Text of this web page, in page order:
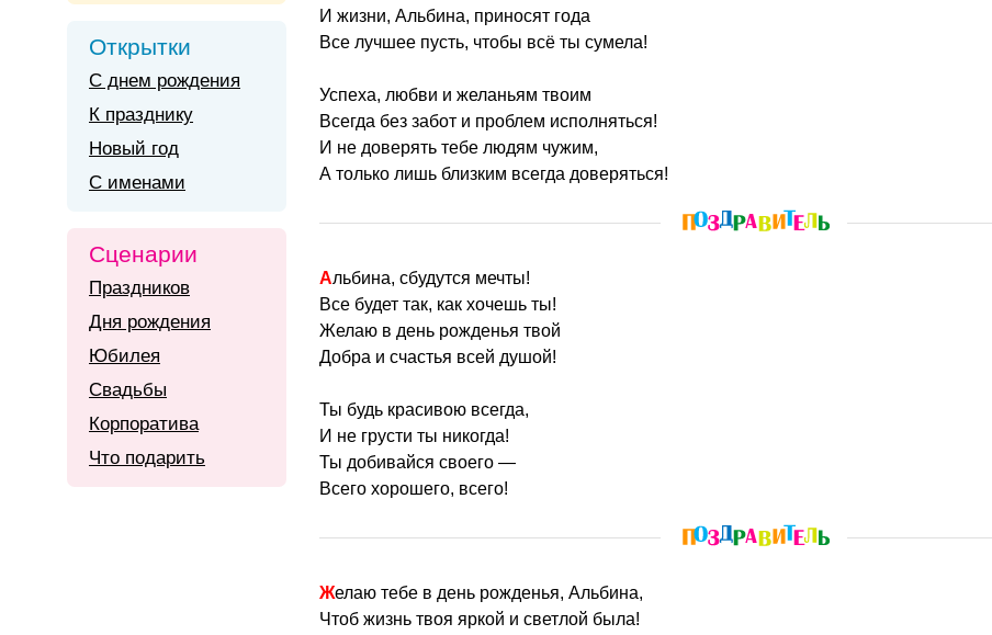
И жизни, Альбина, приносят года
Все лучшее пусть, чтобы всё ты сумела!
Успеха, любви и желаньям твоим
Всегда без забот и проблем исполняться!
И не доверять тебе людям чужим,
А только лишь близким всегда доверяться!
Альбина, сбудутся мечты!
Все будет так, как хочешь ты!
Желаю в день рожденья твой
Добра и счастья всей душой!
Ты будь красивою всегда,
И не грусти ты никогда!
Ты добивайся своего —
Всего хорошего, всего!
Желаю тебе в день рожденья, Альбина,
Чтоб жизнь твоя яркой и светлой была!
Открытки
С днем рождения
К празднику
Новый год
С именами
Сценарии
Праздников
Дня рождения
Юбилея
Свадьбы
Корпоратива
Что подарить